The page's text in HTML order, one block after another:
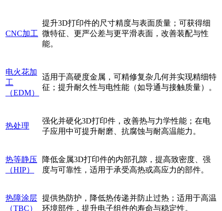
CNC加工
提升3D打印件的尺寸精度与表面质量；可获得细
微特征、更严公差与更平滑表面，改善装配与性
能。
电火花加
工
（EDM）
适用于高硬度金属，可精修复杂几何并实现精细特
征；提升耐久性与电性能（如导通与接触质量）。
热处理
强化并硬化3D打印件，改善热与力学性能；在电
子应用中可提升耐磨、抗腐蚀与耐高温能力。
热等静压
（HIP）
降低金属3D打印件的内部孔隙，提高致密度、强
度与可靠性，适用于承受高热或高应力的部件。
热障涂层
（TBC）
提供热防护，降低热传递并防止过热；适用于高温
环境部件，提升电子组件的寿命与稳定性。